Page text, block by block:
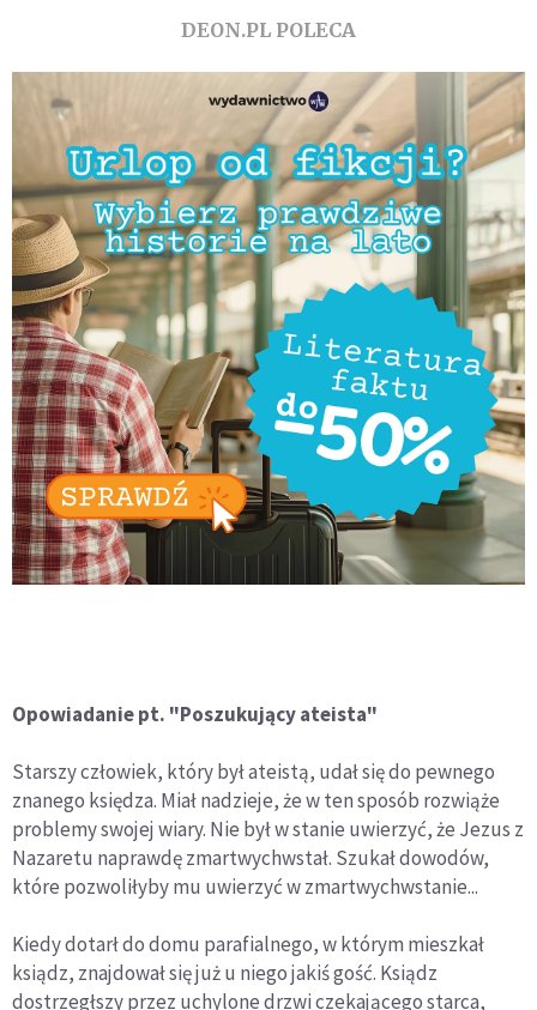
DEON.PL POLECA
Opowiadanie pt. "Poszukujący ateista"
Starszy człowiek, który był ateistą, udał się do pewnego
znanego księdza. Miał nadzieje, że w ten sposób rozwiąże
problemy swojej wiary. Nie był w stanie uwierzyć, że Jezus z
Nazaretu naprawdę zmartwychwstał. Szukał dowodów,
które pozwoliłyby mu uwierzyć w zmartwychwstanie...
Kiedy dotarł do domu parafialnego, w którym mieszkał
ksiądz, znajdował się już u niego jakiś gość. Ksiądz
dostrzegłszy przez uchylone drzwi czekającego starca,